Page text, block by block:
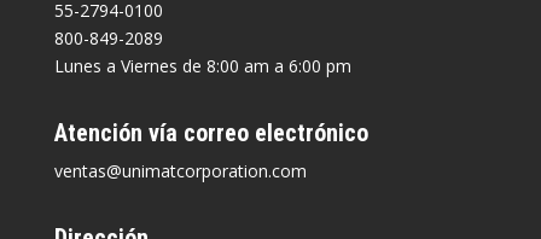
55-2794-0100
800-849-2089
Lunes a Viernes de 8:00 am a 6:00 pm
Atención vía correo electrónico
ventas@unimatcorporation.com